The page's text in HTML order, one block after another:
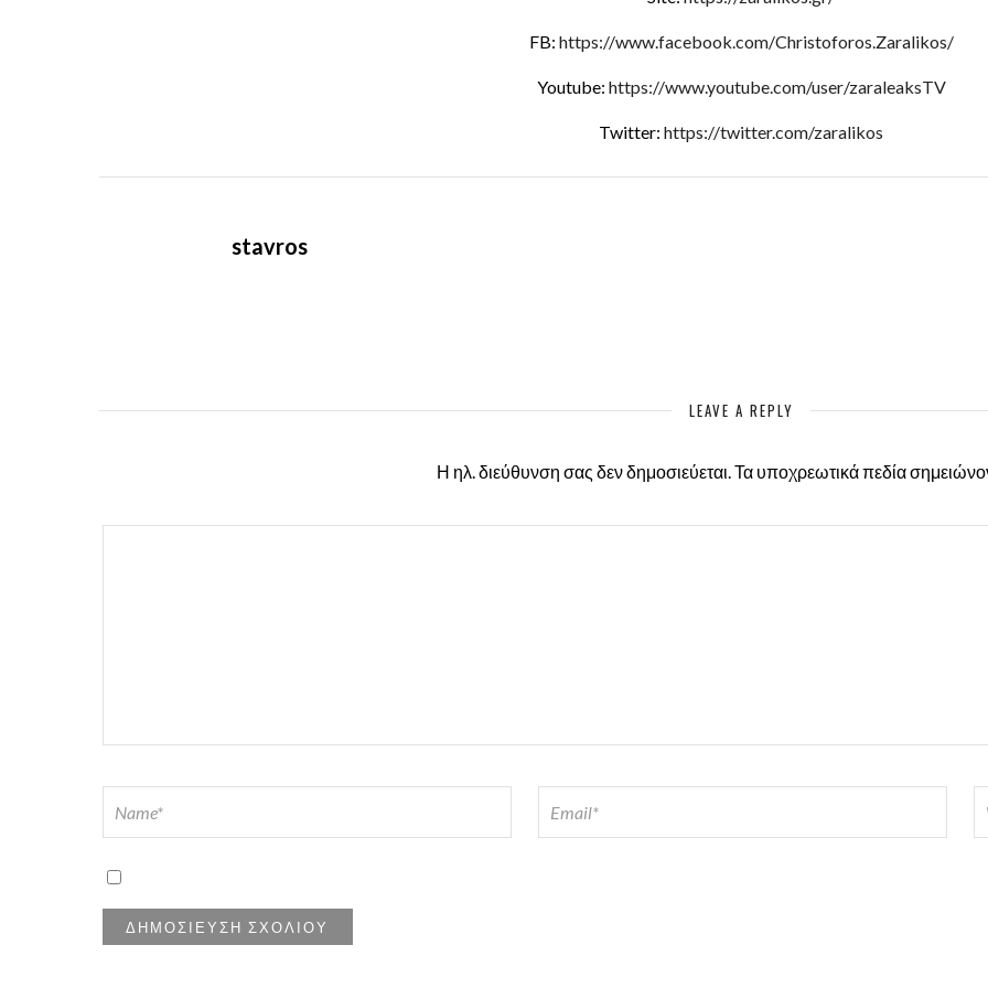
FB: https://www.facebook.com/Christoforos.Zaralikos/
Youtube: https://www.youtube.com/user/zaraleaksTV
Twitter: https://twitter.com/zaralikos
stavros
LEAVE A REPLY
Η ηλ. διεύθυνση σας δεν δημοσιεύεται. Τα υποχρεωτικά πεδία